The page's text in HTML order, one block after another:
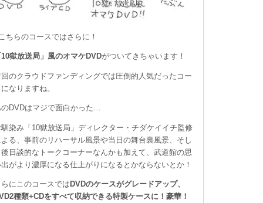
ちらのコースではさらに！
獄放送局」風のオマケDVDがついてきちゃいます！
のクラウドファンディングでは圧倒的人気だったコー
なりますね。
のDVDはマジで面白かった…
染み「10獄放送局」ディレクター・チダケイイチ監修
る、事前のリハーサル風景や当日の舞台裏風景、そし
日談的なトークコーナーなんかも加えて、武道館の思
がより濃厚になる仕上がりになるとかならないとか！
にこのコースでは DVDのケースがグレードアップ、
種類+CDをすべて収納できる特製ケースに！豪華！